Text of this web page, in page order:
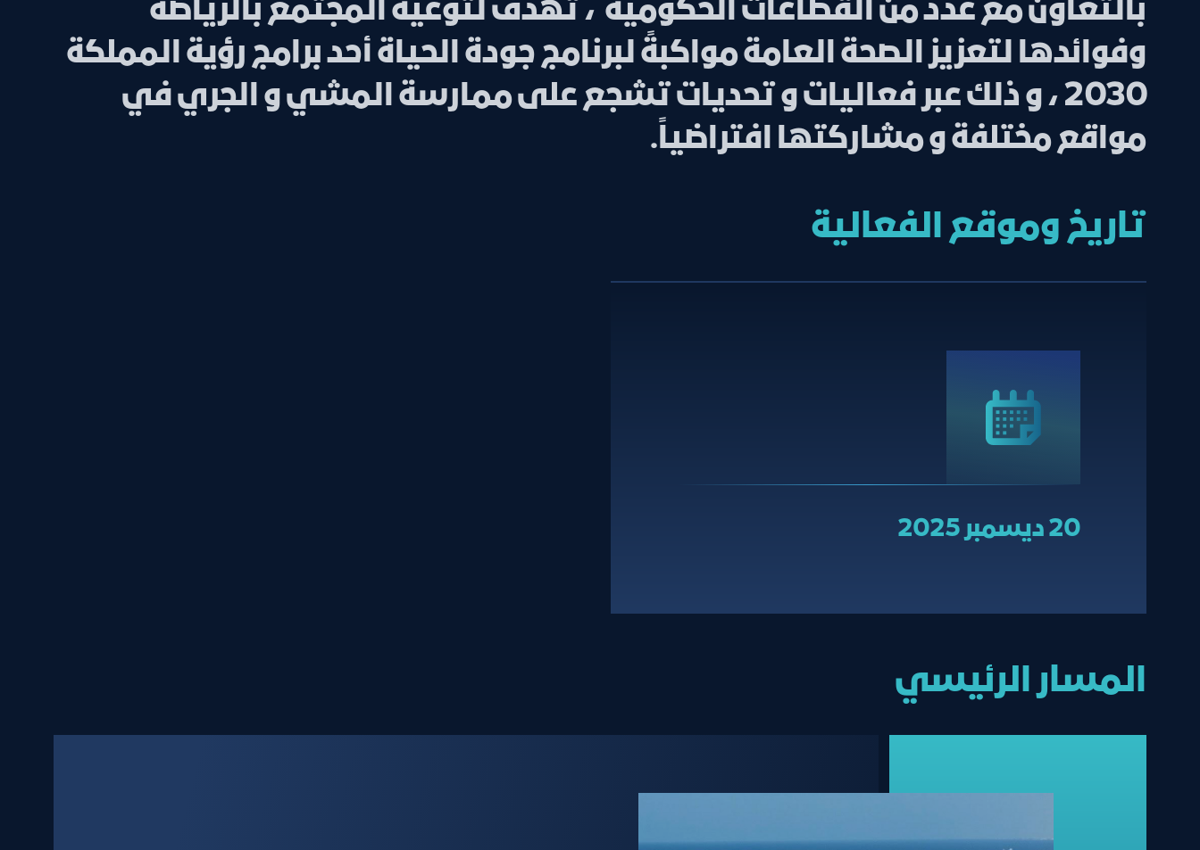
بالتعاون مع عدد من القطاعات الحكومية ، تهدف لتوعية المجتمع بالرياضة
وفوائدها لتعزيز الصحة العامة مواكبةً لبرنامج جودة الحياة أحد برامج رؤية المملكة
2030 ، و ذلك عبر فعاليات و تحديات تشجع على ممارسة المشي و الجري في
مواقع مختلفة و مشاركتها افتراضياً.
تاريخ وموقع الفعالية
20 ديسمبر 2025
المسار الرئيسي